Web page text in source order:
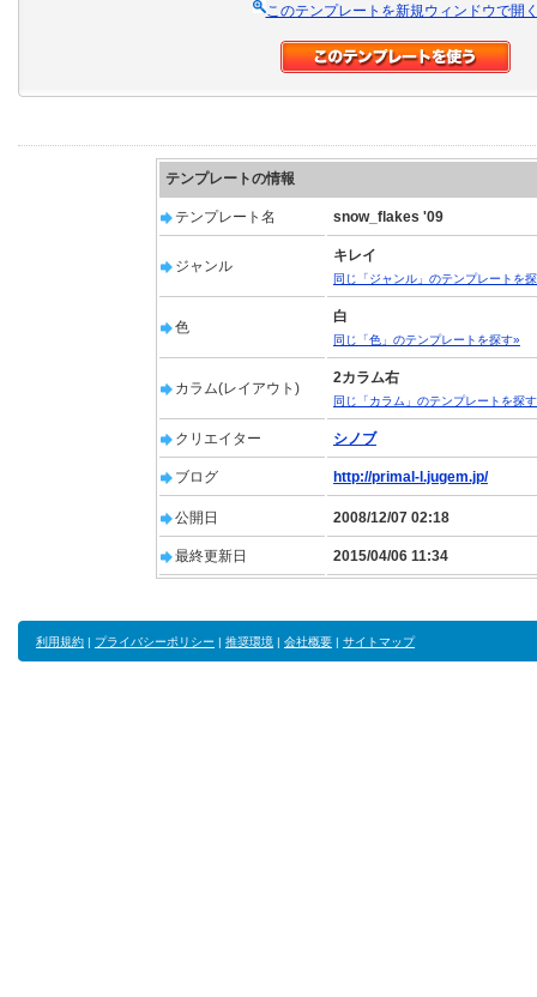
このテンプレートを新規ウィンドウで開
テンプレートの情報
テンプレート名 snow_flakes '09
ジャンル
キレイ
同じ「ジャンル」のテンプレートを
色
白
同じ「色」のテンプレートを探す»
カラム(レイアウト)
2カラム右
同じ「カラム」のテンプレートを探
クリエイター シノブ
ブログ http://primal-l.jugem.jp/
公開日 2008/12/07 02:18
最終更新日 2015/04/06 11:34
利用規約 | プライバシーポリシー | 推奨環境 | 会社概要 | サイトマップ